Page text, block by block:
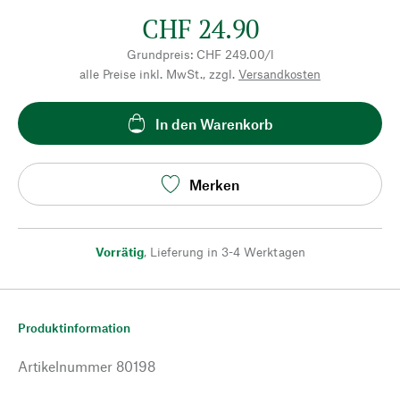
CHF 24.90
Grundpreis: CHF 249.00/l
alle Preise inkl. MwSt., zzgl. Versandkosten
In den Warenkorb
Merken
Vorrätig, Lieferung in 3-4 Werktagen
Produktinformation
Artikelnummer 80198